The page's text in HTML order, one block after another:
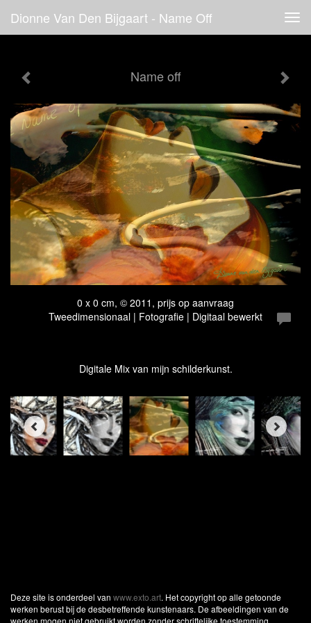
Dionne Van Den Bijgaart - Name Off
Name off
0 x 0 cm, © 2011, prijs op aanvraag
Tweedimensionaal | Fotografie | Digitaal bewerkt
Digitale Mix van mijn schilderkunst.
Deze site is onderdeel van www.exto.art. Het copyright op alle getoonde
werken berust bij de desbetreffende kunstenaars. De afbeeldingen van de
werken mogen niet gebruikt worden zonder schriftelijke toestemming.